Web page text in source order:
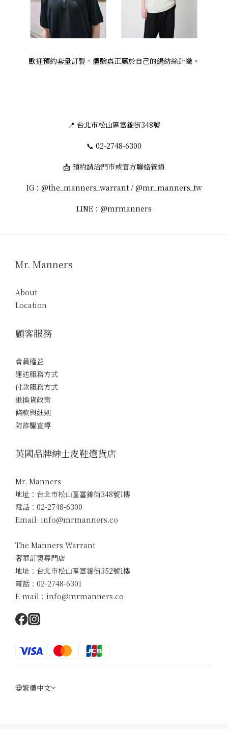
歡迎預約套量訂製，體驗真正屬於自己的絹紡絲針織。
📍 台北市松山區富錦街348號
📞 02-2748-6300
📩 預約請洽門市或官方聯絡管道
IG：@the_manners_warrant / @mr_manners_tw
LINE：@mrmanners
Mr. Manners
About
Location
顧客服務
會員權益
運送服務方式
付款服務方式
退換貨政策
條款與細則
防詐騙宣導
英國品牌紳士皮鞋選貨店
Mr. Manners
地址：台北市松山區富錦街348號1樓
電話：02-2748-6300
Email: info@mrmanners.co
The Manners Warrant
奢華訂製專門店
地址：台北市松山區富錦街352號1樓
電話：02-2748-6301
E-mail：info@mrmanners.co
繁體中文